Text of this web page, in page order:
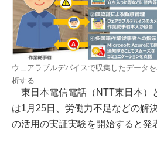
ウェアラブルデバイスで収集したデータ
析する
東日本電信電話（NTT東日本）
は1月25日、労働力不足などの解
の活用の実証実験を開始すると発